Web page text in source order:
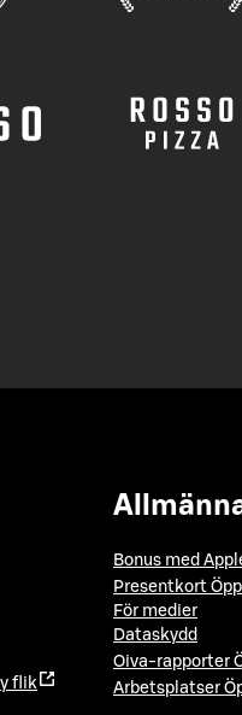
flik
Bonus med
Presentkort
För medier
Dataskydd
Oiva-rapporter
Arbetsplatser